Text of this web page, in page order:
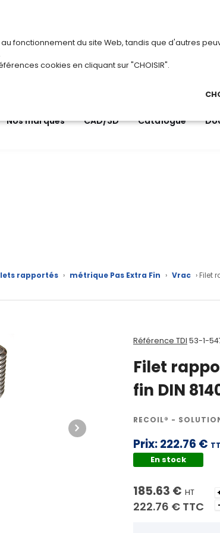
Du
Nos marques CAD/3D Catalogue
rapportés › métrique Pas Extra Fin › Vrac › Filet
Référence TDI 53-1-
Filet
fin DIN
RECOIL® -
Prix:222.76 €
En stock
185.63 € HT
222.76 € TTC
fonctionnement du site Web, tandis que d'autres
cookies en cliquant sur "CHOISIR".